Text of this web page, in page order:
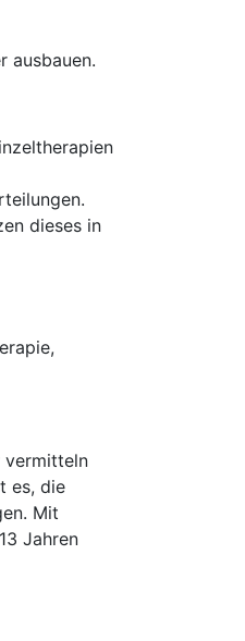
ausbauen.
dieses in
vermitteln
es, die
Mit
Jahren